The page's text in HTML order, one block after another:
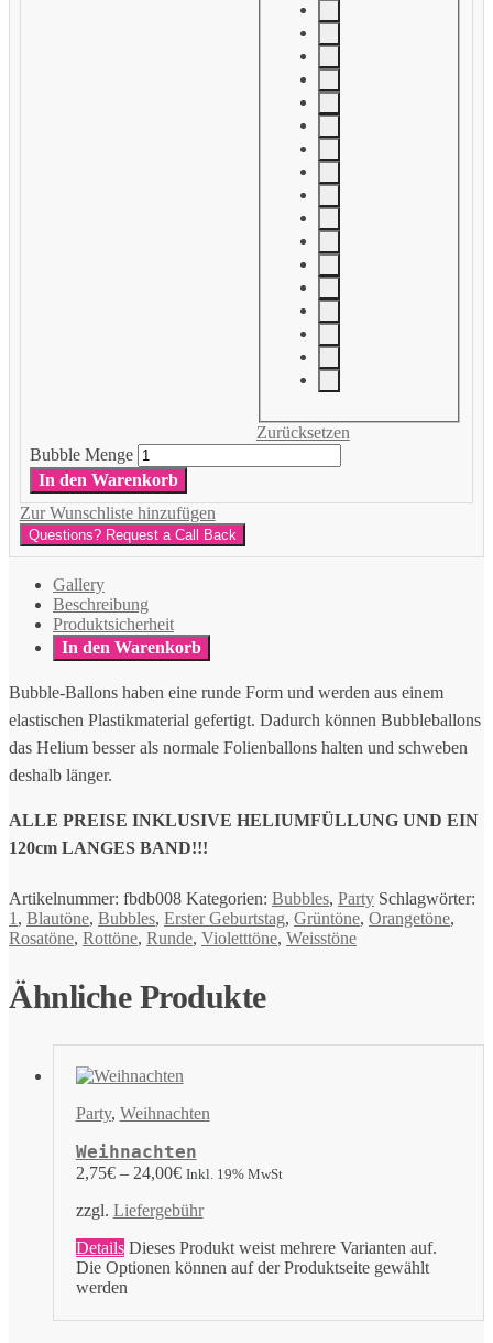
Zurücksetzen
Bubble Menge
In den Warenkorb
Zur Wunschliste hinzufügen
Questions? Request a Call Back
Gallery
Beschreibung
Produktsicherheit
In den Warenkorb
Bubble-Ballons haben eine runde Form und werden aus einem
elastischen Plastikmaterial gefertigt. Dadurch können Bubbleballons
das Helium besser als normale Folienballons halten und schweben
deshalb länger.
ALLE PREISE INKLUSIVE HELIUMFÜLLUNG UND EIN
120cm LANGES BAND!!!
Artikelnummer: fbdb008 Kategorien: Bubbles, Party Schlagwörter:
1 , Blautöne, Bubbles, Erster Geburtstag, Grüntöne, Orangetöne,
Rosatöne, Rottöne, Runde, Violetttöne, Weisstöne
Ähnliche Produkte
Party, Weihnachten
Weihnachten
2,75€– 24,00€ Inkl. 19% MwSt
zzgl. Liefergebühr
Details Dieses Produkt weist mehrere Varianten auf.
Die Optionen können auf der Produktseite gewählt
werden